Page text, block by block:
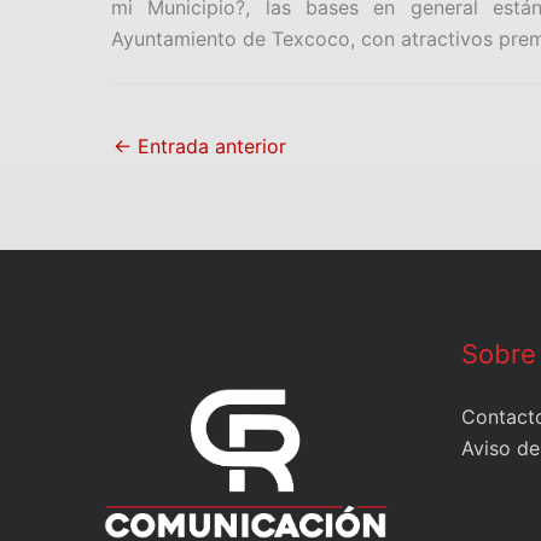
mi Municipio?, las bases en general
Ayuntamiento de Texcoco, con atractivos
← Entrada anterior
Aviso